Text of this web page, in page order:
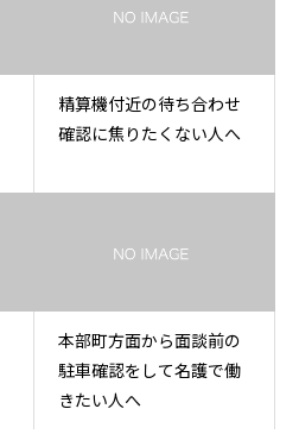
精算機付近の待ち合わせ
確認に焦りたくない人へ
本部町方面から面談前の
駐車確認をして名護で働
きたい人へ